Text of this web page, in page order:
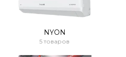
NYON
5 товаров